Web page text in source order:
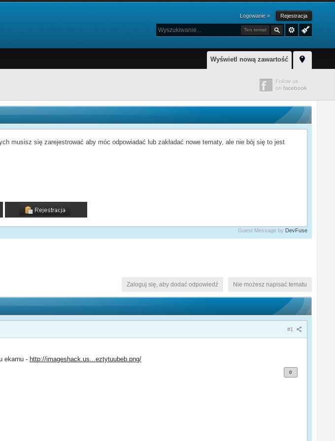
Logowanie » Rejestracja
Ten temat
Wyświetl nową zawartość
musisz się zarejestrować aby móc odpowiadać lub zakładać nowe tematy, ale nie bój się to jest
Guest Message by DevFuse
Nie możesz napisać tematu
Zaloguj się, aby dodać odpowiedź
#1
ekarnu - http://imageshack.us...eztytuubeb.png/
0